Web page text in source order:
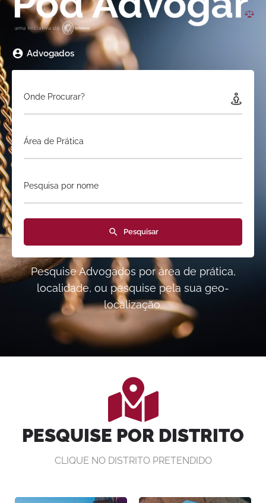
Advogados
Onde Procurar?
Área de Prática
Pesquisa por nome
Pesquisar
Pesquise Advogados por área de prática,
localidade, ou pesquise pela sua geo-
localização.
PESQUISE POR DISTRITO
CLIQUE NO DISTRITO PRETENDIDO